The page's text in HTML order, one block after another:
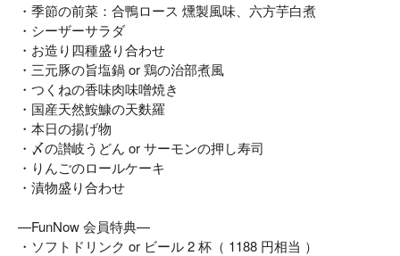
・季節の前菜：合鴨ロース 燻製風味、六方芋白煮
・シーザーサラダ
・お造り四種盛り合わせ
・三元豚の旨塩鍋 or 鶏の治部煮風
・つくねの香味肉味噌焼き
・国産天然鮟鱇の天麩羅
・本日の揚げ物
・〆の讃岐うどん or サーモンの押し寿司
・りんごのロールケーキ
・漬物盛り合わせ
—FunNow 会員特典—
・ソフトドリンク or ビール 2 杯（ 1188 円相当 ）